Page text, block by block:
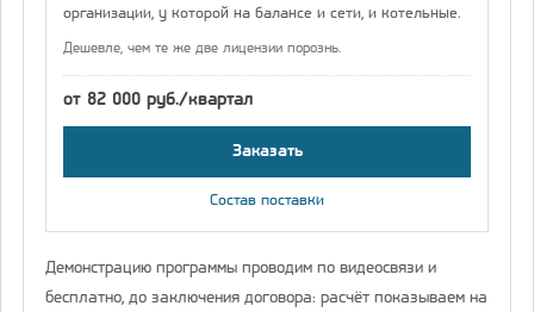
организации, у которой на балансе и сети, и котельные.
Дешевле, чем те же две лицензии порознь.
от 82 000 руб./квартал
Заказать
Состав поставки
Демонстрацию программы проводим по видеосвязи и
бесплатно, до заключения договора: расчёт показываем на